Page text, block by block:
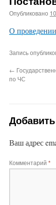
Опубликовано
О
Запись
←
по ЧС
Ваш адрес
Комментарий *